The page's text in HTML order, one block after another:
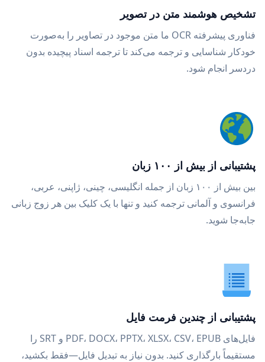
تشخیص هوشمند متن در تصویر
فناوری پیشرفته OCR ما متن موجود در تصاویر را به‌صورت
خودکار شناسایی و ترجمه می‌کند تا ترجمه اسناد پیچیده بدون
دردسر انجام شود.
پشتیبانی از بیش از ۱۰۰ زبان
بین بیش از ۱۰۰ زبان از جمله انگلیسی، چینی، ژاپنی، عربی،
فرانسوی و آلمانی ترجمه کنید و تنها با یک کلیک بین هر زوج زبانی
جابه‌جا شوید.
پشتیبانی از چندین فرمت فایل
فایل‌های PDF، DOCX، PPTX، XLSX، CSV، EPUB و SRT را
مستقیماً بارگذاری کنید. بدون نیاز به تبدیل فایل—فقط بکشید،